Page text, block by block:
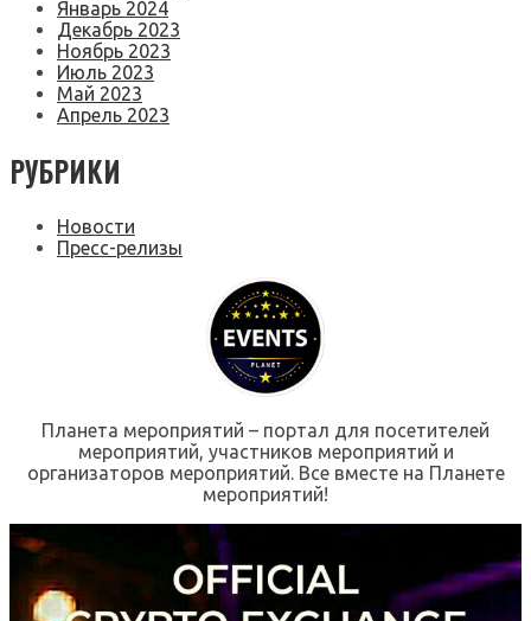
Январь 2024
Декабрь 2023
Ноябрь 2023
Июль 2023
Май 2023
Апрель 2023
РУБРИКИ
Новости
Пресс-релизы
Планета мероприятий – портал для посетителей
мероприятий, участников мероприятий и
организаторов мероприятий. Все вместе на Планете
мероприятий!